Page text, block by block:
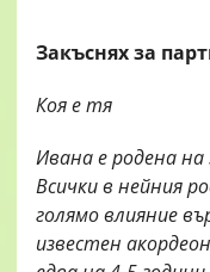
Закъснях за
Коя е тя
Ивана е родена на
Всички в нейния
голямо влияние
известен